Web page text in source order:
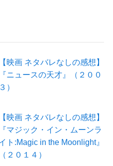
【映画 ネタバレなしの感想】
『ニュースの天才』（２００
）
【映画 ネタバレなしの感想】
『マジック・イン・ムーンラ
ト:Magic in the Moonlight』
２０１４）